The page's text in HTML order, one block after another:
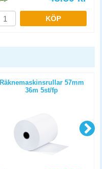
KÖP
Räknemaskinsrullar 57mm
36m 5st/fp